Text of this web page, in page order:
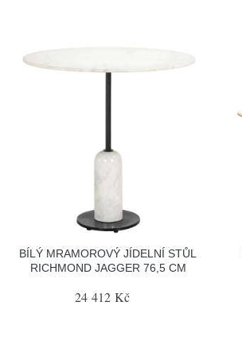
BÍLÝ MRAMOROVÝ JÍDELNÍ STŮL
RICHMOND JAGGER 76,5 CM
24 412 Kč